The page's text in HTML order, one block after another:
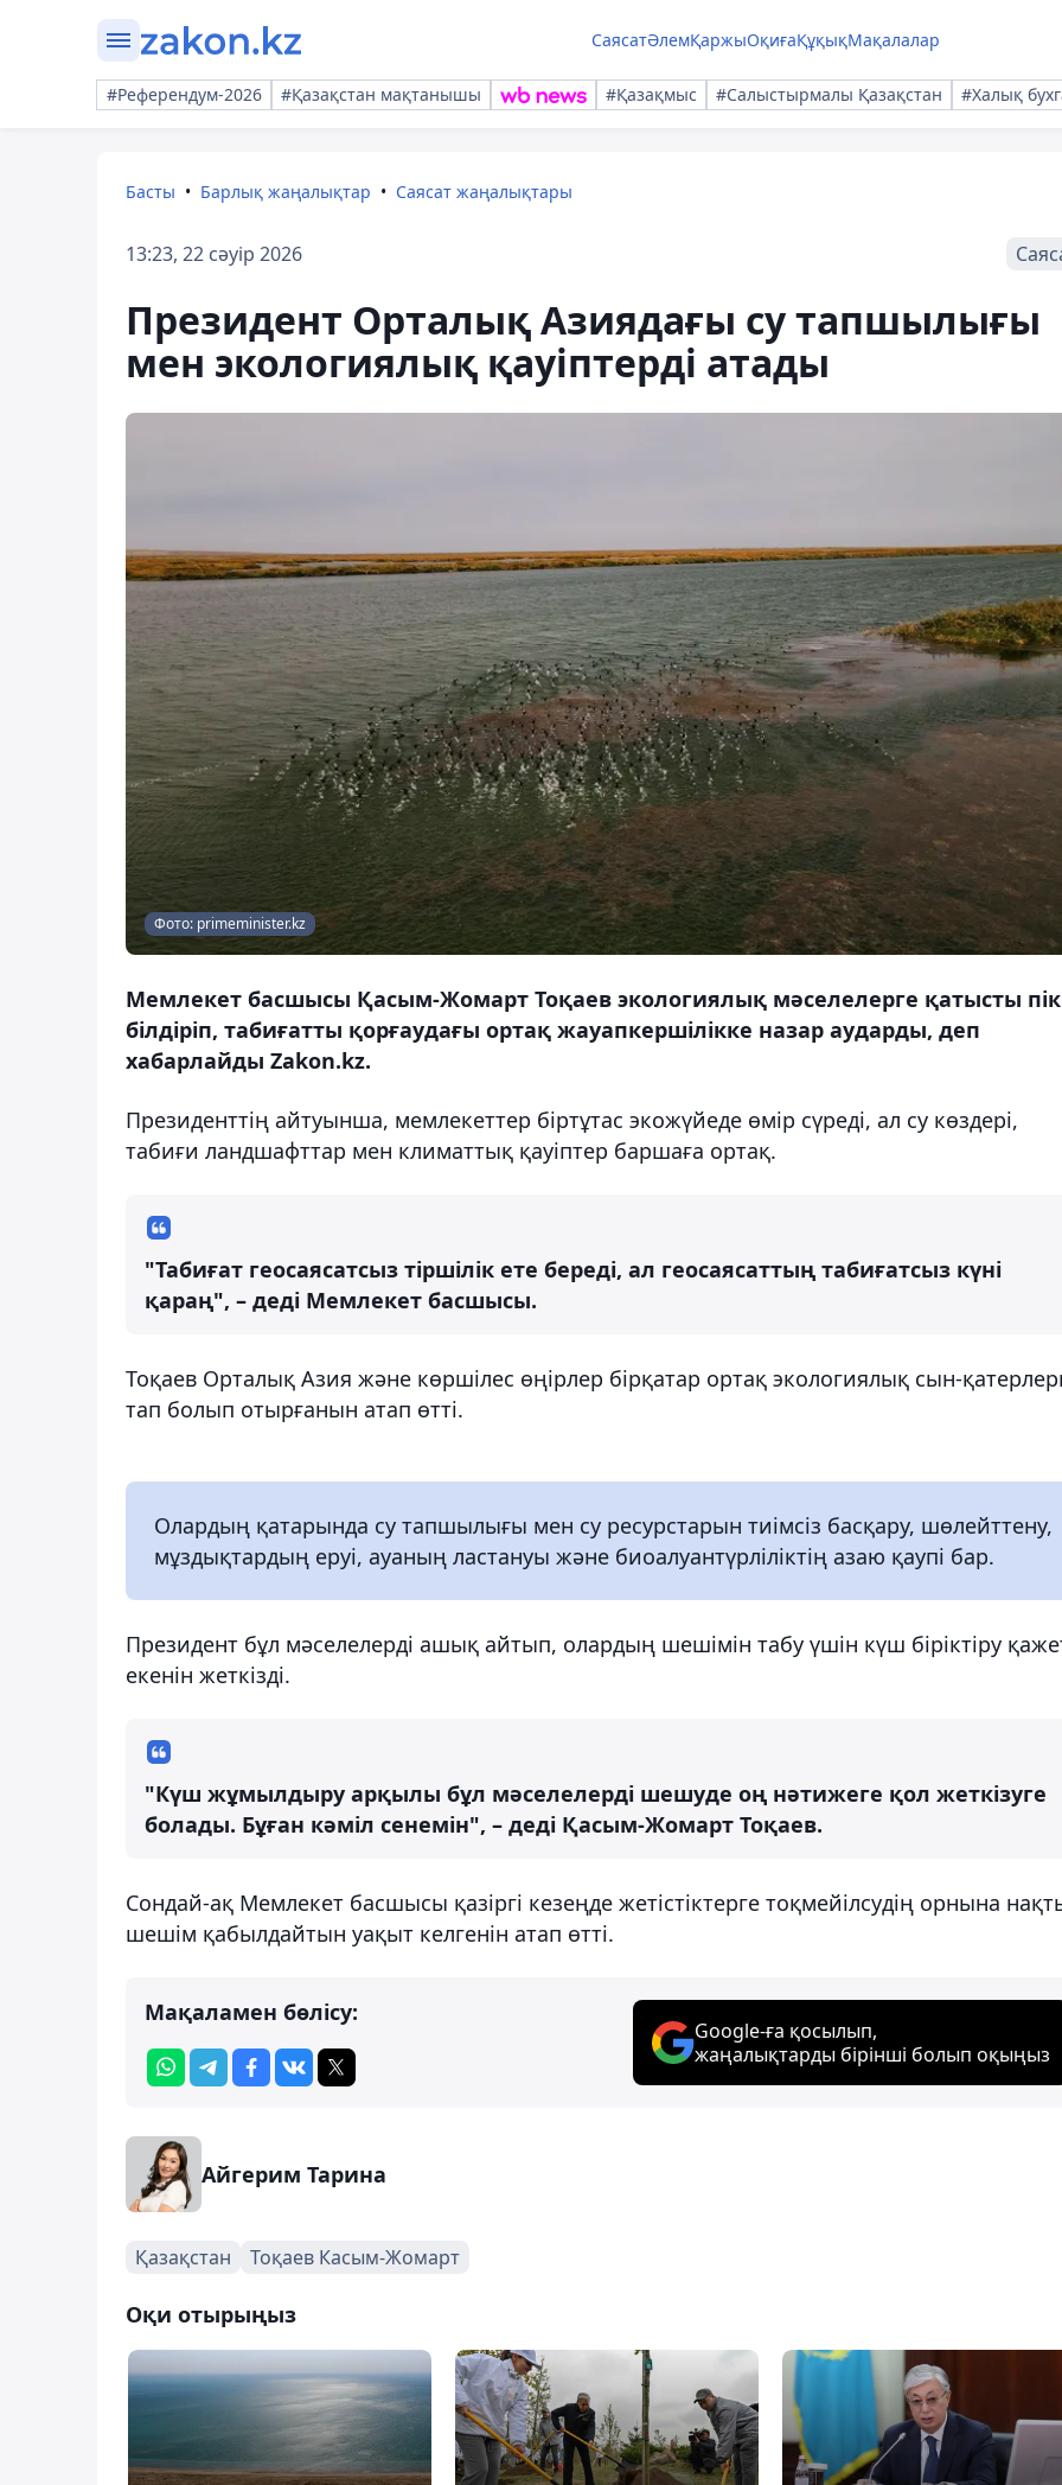
СаясатӘлемҚаржыОқиғаҚұқықМақалалар
#Референдум-2026 #Қазақстан мақтанышы #Қазақмыс #Салыстырмалы Қазақстан #Халық
Басты Барлық жаңалықтар Саясат жаңалықтары
13:23, 22 сәуір 2026
Президент Орталық Азиядағы су тапшылығы
мен экологиялық қауіптерді атады
Фото: primeminister.kz
Мемлекет басшысы Қасым-Жомарт Тоқаев экологиялық мәселелерге қатысты
білдіріп, табиғатты қорғаудағы ортақ жауапкершілікке назар аударды, деп
хабарлайды Zakon.kz.
Президенттің айтуынша, мемлекеттер біртұтас экожүйеде өмір сүреді, ал су көздері,
табиғи ландшафттар мен климаттық қауіптер баршаға ортақ.
"Табиғат геосаясатсыз тіршілік ете береді, ал геосаясаттың табиғатсыз күні
қараң", – деді Мемлекет басшысы.
Тоқаев Орталық Азия және көршілес өңірлер бірқатар ортақ экологиялық сын-
тап болып отырғанын атап өтті.
Олардың қатарында су тапшылығы мен су ресурстарын тиімсіз басқару, шөлейттену,
мұздықтардың еруі, ауаның ластануы және биоалуантүрліліктің азаю қаупі бар.
Президент бұл мәселелерді ашық айтып, олардың шешімін табу үшін күш біріктіру
екенін жеткізді.
"Күш жұмылдыру арқылы бұл мәселелерді шешуде оң нәтижеге қол жеткізуге
болады. Бұған кәміл сенемін", – деді Қасым-Жомарт Тоқаев.
Сондай-ақ Мемлекет басшысы қазіргі кезеңде жетістіктерге тоқмейілсудің орнына
шешім қабылдайтын уақыт келгенін атап өтті.
Мақаламен бөлісу:
Google-ға қосылып,
жаңалықтарды бірінші болып оқыңыз
Айгерим Тарина
Қазақстан Тоқаев Касым-Жомарт
Оқи отырыңыз